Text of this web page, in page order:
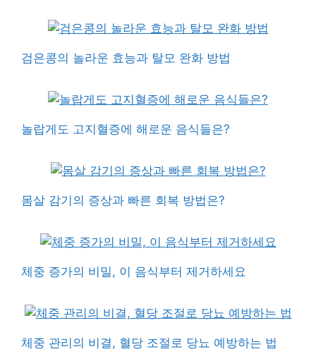
검은콩의 놀라운 효능과 탈모 완화 방법
놀랍게도 고지혈증에 해로운 음식들은?
몸살 감기의 증상과 빠른 회복 방법은?
체중 증가의 비밀, 이 음식부터 제거하세요
체중 관리의 비결, 혈당 조절로 당뇨 예방하는 법